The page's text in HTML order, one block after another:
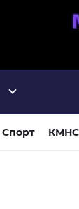
Спорт КМНС